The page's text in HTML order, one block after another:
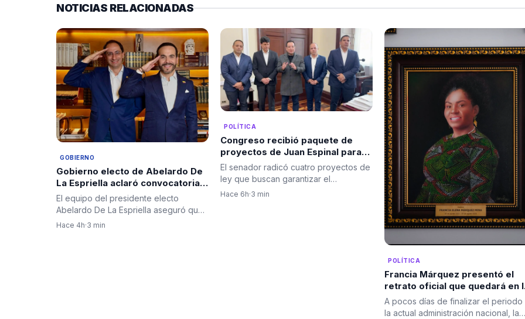
NOTICIAS RELACIONADAS
GOBIERNO
Gobierno electo de Abelardo De
La Espriella aclaró convocatoria a
diplomáticos para su posesión y
negó criterios políticos
El equipo del presidente electo
Abelardo De La Espriella aseguró que
la invitación al cuerpo…
Hace 4h·3 min
POLÍTICA
Congreso recibió paquete de
proyectos de Juan Espinal para
blindar la seguridad energética
del país
El senador radicó cuatro proyectos de
ley que buscan garantizar el
abastecimiento, promover una…
Hace 6h·3 min
POLÍTICA
Francia Márquez presentó el
retrato oficial que quedará en
Casa Vicepresidencial al cierre
de su mandato
A pocos días de finalizar el periodo
la actual administración nacional, la